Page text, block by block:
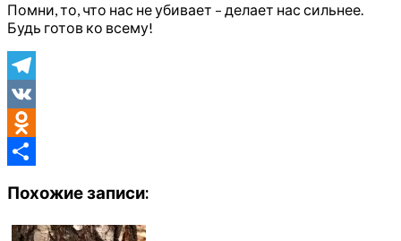
Помни, то, что нас не убивает – делает нас сильнее.
Будь готов ко всему!
Telegram
VK
Odnoklassniki
Похожие записи: